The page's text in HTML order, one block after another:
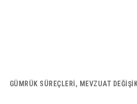
GÜMRÜK SÜREÇLERİ, MEVZUAT